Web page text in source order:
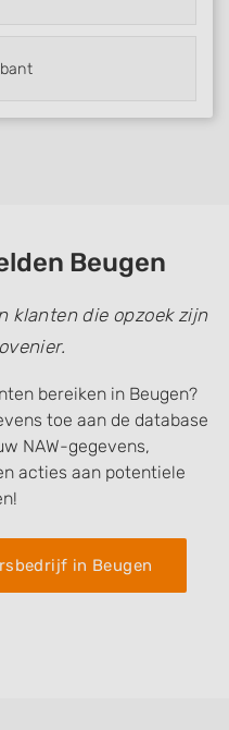
Beugen
klanten die opzoek zijn
bereiken in Beugen?
toe aan de database
NAW-gegevens,
acties aan potentiele
in Beugen